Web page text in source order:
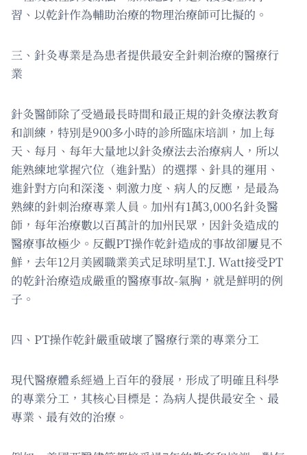
習、以乾針作為輔助治療的物理治療師可比擬的。
三、針灸專業是為患者提供最安全針刺治療的醫療行
業
針灸醫師除了受過最長時間和最正規的針灸療法教育
和訓練，特別是900多小時的診所臨床培訓，加上每
天、每月、每年大量地以針灸療法去治療病人，所以
能熟練地掌握穴位（進針點）的選擇、針具的運用、
進針對方向和深淺、刺激力度、病人的反應，是最為
熟練的針刺治療專業人員。加州有1萬3,000名針灸醫
師，每年治療數以百萬計的加州民眾，因針灸造成的
醫療事故極少。反觀PT操作乾針造成的事故卻屢見不
鮮，去年12月美國職業美式足球明星T.J. Watt接受PT
的乾針治療造成嚴重的醫療事故-氣胸，就是鮮明的例
子。
四、PT操作乾針嚴重破壞了醫療行業的專業分工
現代醫療體系經過上百年的發展，形成了明確且科學
的專業分工，其核心目標是：為病人提供最安全、最
專業、最有效的治療。